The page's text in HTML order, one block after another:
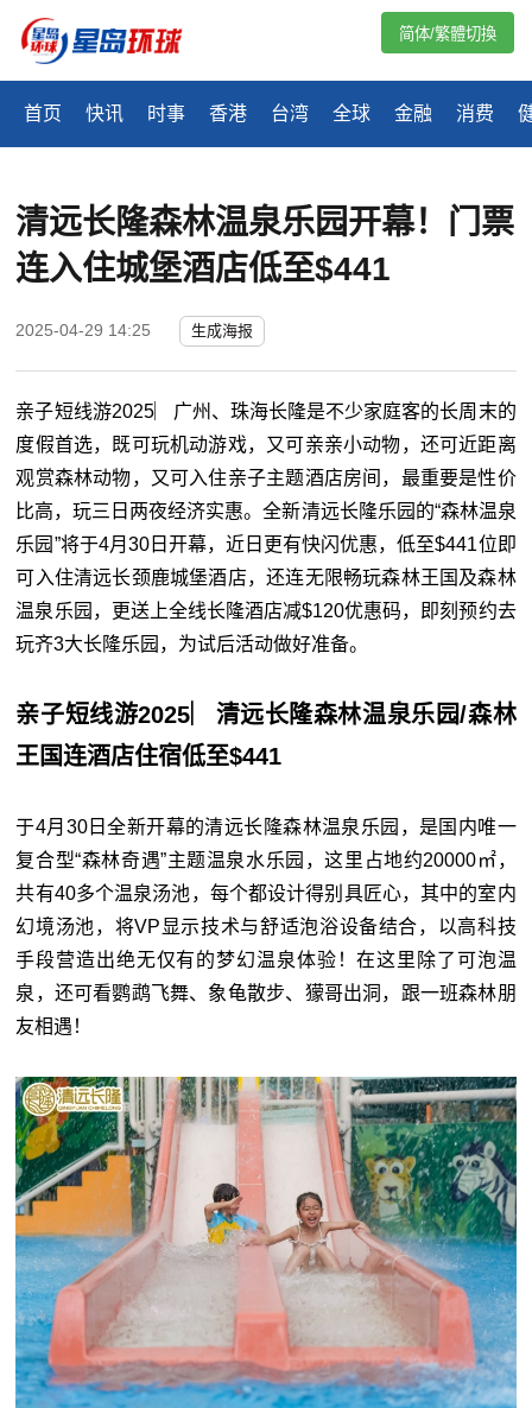
首页 快讯 时事 香港 台湾 全球 金融 消费
简体/繁體切換
清远长隆森林温泉乐园开幕！门票
连入住城堡酒店低至$441
2025-04-29 14:25 生成海报
亲子短线游2025︳广州、珠海长隆是不少家庭客的长周末的
度假首选，既可玩机动游戏，又可亲亲小动物，还可近距离
观赏森林动物，又可入住亲子主题酒店房间，最重要是性价
比高，玩三日两夜经济实惠。全新清远长隆乐园的“森林温泉
乐园”将于4月30日开幕，近日更有快闪优惠，低至$441位即
可入住清远长颈鹿城堡酒店，还连无限畅玩森林王国及森林
温泉乐园，更送上全线长隆酒店减$120优惠码，即刻预约去
玩齐3大长隆乐园，为试后活动做好准备。
亲子短线游2025︳清远长隆森林温泉乐园/森林
王国连酒店住宿低至$441
于4月30日全新开幕的清远长隆森林温泉乐园，是国内唯一
复合型“森林奇遇”主题温泉水乐园，这里占地约20000㎡，
共有40多个温泉汤池，每个都设计得别具匠心，其中的室内
幻境汤池，将VP显示技术与舒适泡浴设备结合，以高科技
手段营造出绝无仅有的梦幻温泉体验！在这里除了可泡温
泉，还可看鹦鹉飞舞、象龟散步、獴哥出洞，跟一班森林朋
友相遇！